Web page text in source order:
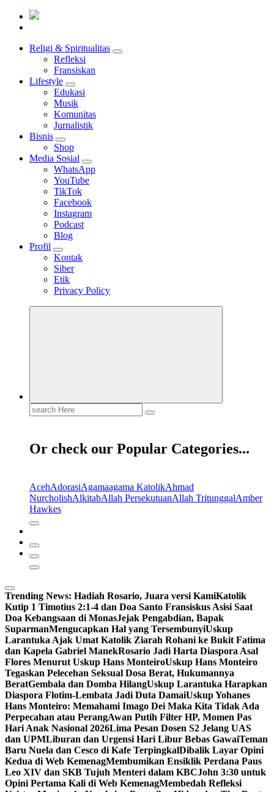
HATI YANG BERTELINGA
Mendengar dengan Cinta
Religi & Spiritualitas
Refleksi
Fransiskan
Lifestyle
Edukasi
Musik
Komunitas
Jurnalistik
Bisnis
Shop
Media Sosial
WhatsApp
YouTube
TikTok
Facebook
Instagram
Podcast
Blog
Profil
Kontak
Siber
Etik
Privacy Policy
Search
for:
Or check our Popular Categories...
AcehAdorasiAgamaagama KatolikAhmad
NurcholishAlkitabAllah PersekutuanAllah TritunggalAmber
Hawkes
Trending News: Hadiah Rosario, Juara versi KamiKatolik
Kutip 1 Timotius 2:1-4 dan Doa Santo Fransiskus Asisi Saat
Doa Kebangsaan di MonasJejak Pengabdian, Bapak
SuparmanMengucapkan Hal yang TersembunyiUskup
Larantuka Ajak Umat Katolik Ziarah Rohani ke Bukit Fatima
dan Kapela Gabriel ManekRosario Jadi Harta Diaspora Asal
Flores Menurut Uskup Hans MonteiroUskup Hans Monteiro
Tegaskan Pelecehan Seksual Dosa Berat, Hukumannya
BeratGembala dan Domba HilangUskup Larantuka Harapkan
Diaspora Flotim-Lembata Jadi Duta DamaiUskup Yohanes
Hans Monteiro: Memahami Imago Dei Maka Kita Tidak Ada
Perpecahan atau PerangAwan Putih Filter HP, Momen Pas
Hari Anak Nasional 2026Lima Pesan Dosen S2 Jelang UAS
dan UPMLiburan dan Urgensi Hari Libur Bebas GawaiTeman
Baru Nuela dan Cesco di Kafe TerpingkalDibalik Layar Opini
Kedua di Web KemenagMembumikan Ensiklik Perdana Paus
Leo XIV dan SKB Tujuh Menteri dalam KBCJohn 3:30 untuk
Opini Pertama Kali di Web KemenagMembedah Refleksi